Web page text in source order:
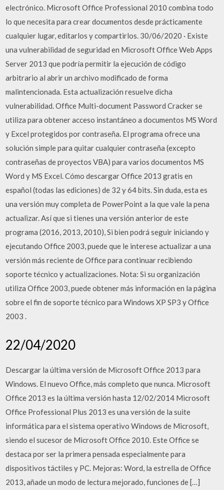
electrónico. Microsoft Office Professional 2010 combina todo
lo que necesita para crear documentos desde prácticamente
cualquier lugar, editarlos y compartirlos. 30/06/2020 · Existe
una vulnerabilidad de seguridad en Microsoft Office Web Apps
Server 2013 que podría permitir la ejecución de código
arbitrario al abrir un archivo modificado de forma
malintencionada. Esta actualización resuelve dicha
vulnerabilidad. Office Multi-document Password Cracker se
utiliza para obtener acceso instantáneo a documentos MS Word
y Excel protegidos por contraseña. El programa ofrece una
solución simple para quitar cualquier contraseña (excepto
contraseñas de proyectos VBA) para varios documentos MS
Word y MS Excel. Cómo descargar Office 2013 gratis en
español (todas las ediciones) de 32 y 64 bits. Sin duda, esta es
una versión muy completa de PowerPoint a la que vale la pena
actualizar. Así que si tienes una versión anterior de este
programa (2016, 2013, 2010), Si bien podrá seguir iniciando y
ejecutando Office 2003, puede que le interese actualizar a una
versión más reciente de Office para continuar recibiendo
soporte técnico y actualizaciones. Nota: Si su organización
utiliza Office 2003, puede obtener más información en la página
sobre el fin de soporte técnico para Windows XP SP3 y Office
2003 .
22/04/2020
Descargar la última versión de Microsoft Office 2013 para
Windows. El nuevo Office, más completo que nunca. Microsoft
Office 2013 es la última versión hasta 12/02/2014 Microsoft
Office Professional Plus 2013 es una versión de la suite
informática para el sistema operativo Windows de Microsoft,
siendo el sucesor de Microsoft Office 2010. Este Office se
destaca por ser la primera pensada especialmente para
dispositivos táctiles y PC. Mejoras: Word, la estrella de Office
2013, añade un modo de lectura mejorado, funciones de […]